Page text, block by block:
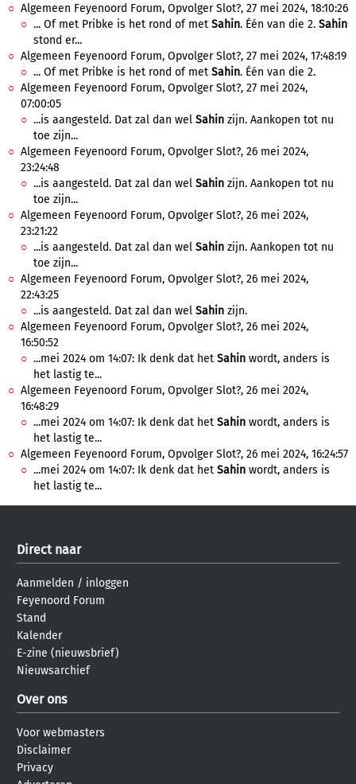
Algemeen Feyenoord Forum, Opvolger Slot?, 27 mei 2024, 18:10:26
... Of met Pribke is het rond of met Sahin. Één van die 2. Sahin
stond er...
Algemeen Feyenoord Forum, Opvolger Slot?, 27 mei 2024, 17:48:19
... Of met Pribke is het rond of met Sahin. Één van die 2.
Algemeen Feyenoord Forum, Opvolger Slot?, 27 mei 2024,
07:00:05
...is aangesteld. Dat zal dan wel Sahin zijn. Aankopen tot nu
toe zijn...
Algemeen Feyenoord Forum, Opvolger Slot?, 26 mei 2024,
23:24:48
...is aangesteld. Dat zal dan wel Sahin zijn. Aankopen tot nu
toe zijn...
Algemeen Feyenoord Forum, Opvolger Slot?, 26 mei 2024,
23:21:22
...is aangesteld. Dat zal dan wel Sahin zijn. Aankopen tot nu
toe zijn...
Algemeen Feyenoord Forum, Opvolger Slot?, 26 mei 2024,
22:43:25
...is aangesteld. Dat zal dan wel Sahin zijn.
Algemeen Feyenoord Forum, Opvolger Slot?, 26 mei 2024,
16:50:52
...mei 2024 om 14:07: Ik denk dat het Sahin wordt, anders is
het lastig te...
Algemeen Feyenoord Forum, Opvolger Slot?, 26 mei 2024,
16:48:29
...mei 2024 om 14:07: Ik denk dat het Sahin wordt, anders is
het lastig te...
Algemeen Feyenoord Forum, Opvolger Slot?, 26 mei 2024, 16:24:57
...mei 2024 om 14:07: Ik denk dat het Sahin wordt, anders is
het lastig te...
Direct naar
Aanmelden / inloggen
Feyenoord Forum
Stand
Kalender
E-zine (nieuwsbrief)
Nieuwsarchief
Over ons
Voor webmasters
Disclaimer
Privacy